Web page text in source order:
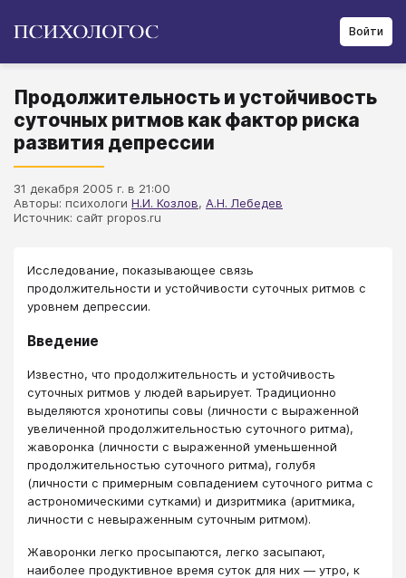
Войти
Продолжительность и устойчивость
суточных ритмов как фактор риска
развития депрессии
31 декабря 2005 г. в 21:00
Авторы: психологи Н.И. Козлов, А.Н. Лебедев
Источник: сайт propos.ru
Исследование, показывающее связь
продолжительности и устойчивости суточных ритмов с
уровнем депрессии.
Введение
Известно, что продолжительность и устойчивость
суточных ритмов у людей варьирует. Традиционно
выделяются хронотипы совы (личности с выраженной
увеличенной продолжительностью суточного ритма),
жаворонка (личности с выраженной уменьшенной
продолжительностью суточного ритма), голубя
(личности с примерным совпадением суточного ритма с
астрономическими сутками) и дизритмика (аритмика,
личности с невыраженным суточным ритмом).
Жаворонки легко просыпаются, легко засыпают,
наиболее продуктивное время суток для них — утро, к